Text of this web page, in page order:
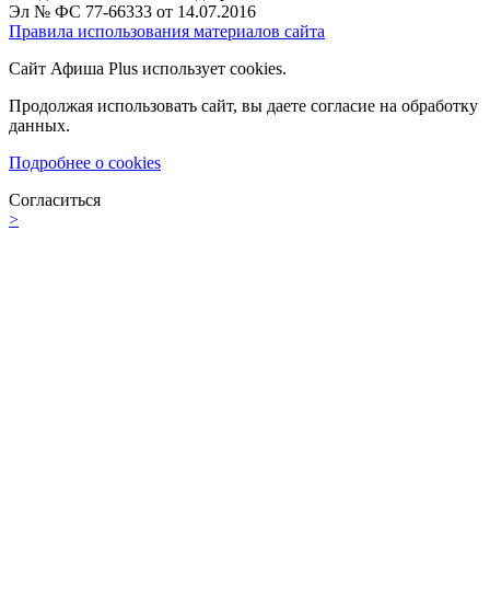
Эл № ФС 77-66333 от 14.07.2016
Правила использования материалов сайта
Сайт Афиша Plus использует cookies.
Продолжая использовать сайт, вы даете согласие на обработку
данных.
Подробнее о cookies
Согласиться
>